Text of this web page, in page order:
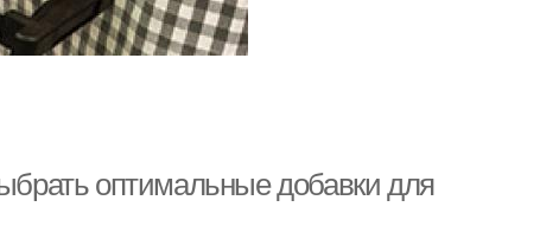
оптимальные добавки для